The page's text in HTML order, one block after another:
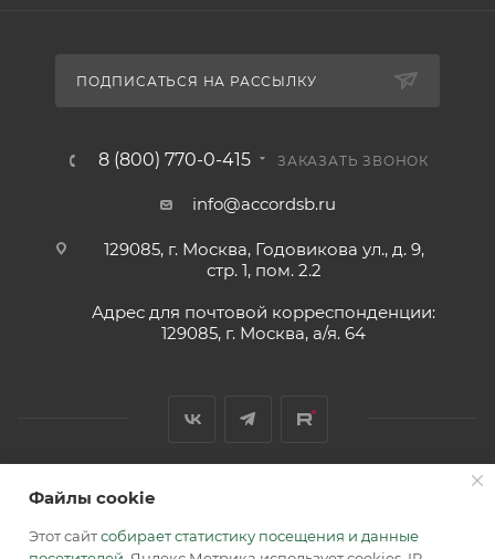
ПОДПИСАТЬСЯ НА РАССЫЛКУ
8 (800) 770-0-415 ЗАКАЗАТЬ ЗВОНОК
info@accordsb.ru
129085, г. Москва, Годовикова ул., д. 9,
стр. 1, пом. 2.2
Адрес для почтовой корреспонденции:
129085, г. Москва, а/я. 64
2026 © Обращаем Ваше внимание на то, что вся
информация, размещенная на сайте, носит
информационный характер и не является публичной
Файлы cookie
Этот сайтсобирает статистику посещения и данные